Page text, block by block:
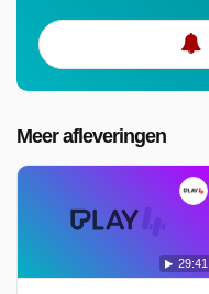
Meer afleveringen
29:41